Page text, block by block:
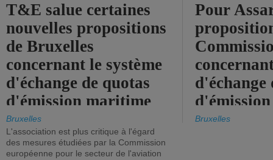
T&E salue certaines
nouvelles propositions
de Bruxelles
concernant le système
d'échange de quotas
d'émission maritime
de l'UE.
Bruxelles
L'association est plus critique à l'égard
des mesures étudiées par la Commission
européenne pour le secteur de l'aviation
Pour
d'échange
timide,
Bruxelles